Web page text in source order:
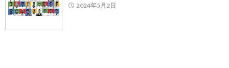
2024年5月2日